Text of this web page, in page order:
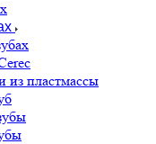
из пластмассы